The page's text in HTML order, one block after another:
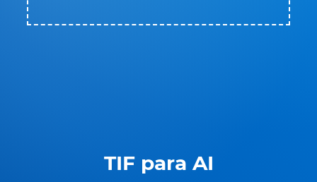
TIF para AI